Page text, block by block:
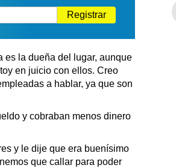
Registrar
es la dueña del lugar, aunque
en juicio con ellos. Creo
a hablar, ya que son
y cobraban menos dinero
y le dije que era buenísimo
que callar para poder